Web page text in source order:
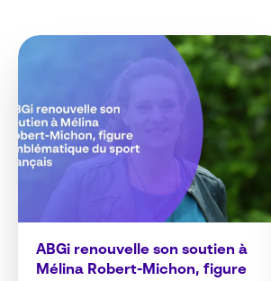
ABGi renouvelle son soutien à
Mélina Robert-Michon, figure